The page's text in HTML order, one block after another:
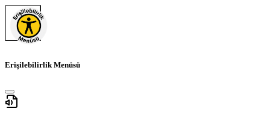
Erişilebilirlik Menüsü